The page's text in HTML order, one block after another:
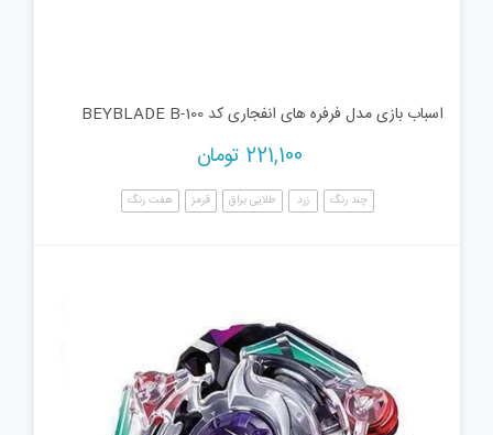
اسباب بازی مدل فرفره های انفجاری کد BEYBLADE B-100
221,100 تومان
چند رنگ زرد طلایی براق قرمز هفت رنگ